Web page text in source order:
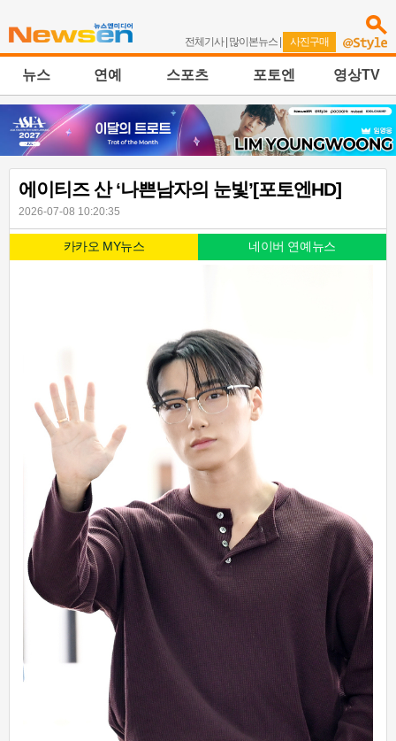
전체기사| 많이본뉴스 | 사진구매
뉴스 연예 스포츠 포토엔 영상TV
에이티즈 산 ‘나쁜남자의 눈빛’[포토엔HD]
2026-07-08 10:20:35
카카오 MY뉴스 네이버 연예뉴스